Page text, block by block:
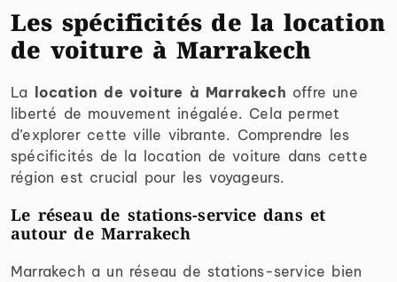
Les spécificités de la location
de voiture à Marrakech
La location de voiture à Marrakech offre une
liberté de mouvement inégalée. Cela permet
d’explorer cette ville vibrante. Comprendre les
spécificités de la location de voiture dans cette
région est crucial pour les voyageurs.
Le réseau de stations-service dans et
autour de Marrakech
Marrakech a un réseau de stations-service bien